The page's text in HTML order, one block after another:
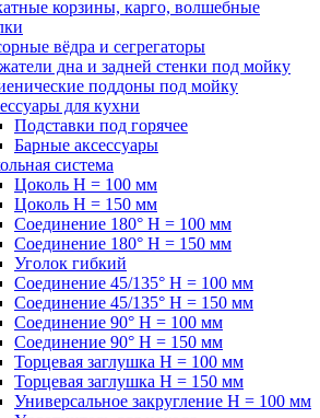
корзины, карго, волшебные
вёдра и сегрегаторы
дна и задней стенки под мойку
поддоны под мойку
для кухни
Подставки под горячее
Барные аксессуары
система
Цоколь H = 100 мм
Цоколь H = 150 мм
Соединение 180° H = 100 мм
Соединение 180° H = 150 мм
Уголок гибкий
Соединение 45/135° H = 100 мм
Соединение 45/135° H = 150 мм
Соединение 90° H = 100 мм
Соединение 90° H = 150 мм
Торцевая заглушка H = 100 мм
Торцевая заглушка H = 150 мм
Универсальное закругление H = 100 мм